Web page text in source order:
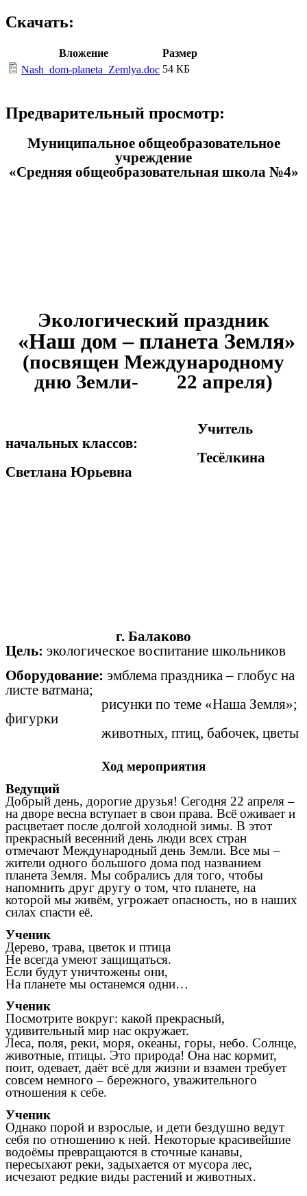
Скачать:
Вложение
Размер
Nash_dom-planeta_Zemlya.doc 54 КБ
Предварительный просмотр:
Муниципальное общеобразовательное
учреждение
«Средняя общеобразовательная школа №4»
Экологический праздник
«Наш дом – планета Земля»
(посвящен Международному
дню Земли- 22 апреля)
Учитель
начальных классов:
Тесёлкина
Светлана Юрьевна
г. Балаково
Цель: экологическое воспитание школьников
Оборудование: эмблема праздника – глобус на
листе ватмана;
рисунки по теме «Наша Земля»;
фигурки
животных, птиц, бабочек, цветы
Ход мероприятия
Ведущий
Добрый день, дорогие друзья! Сегодня 22 апреля –
на дворе весна вступает в свои права. Всё оживает и
расцветает после долгой холодной зимы. В этот
прекрасный весенний день люди всех стран
отмечают Международный день Земли. Все мы –
жители одного большого дома под названием
планета Земля. Мы собрались для того, чтобы
напомнить друг другу о том, что планете, на
которой мы живём, угрожает опасность, но в наших
силах спасти её.
Ученик
Дерево, трава, цветок и птица
Не всегда умеют защищаться.
Если будут уничтожены они,
На планете мы останемся одни…
Ученик
Посмотрите вокруг: какой прекрасный,
удивительный мир нас окружает.
Леса, поля, реки, моря, океаны, горы, небо. Солнце,
животные, птицы. Это природа! Она нас кормит,
поит, одевает, даёт всё для жизни и взамен требует
совсем немного – бережного, уважительного
отношения к себе.
Ученик
Однако порой и взрослые, и дети бездушно ведут
себя по отношению к ней. Некоторые красивейшие
водоёмы превращаются в сточные канавы,
пересыхают реки, задыхается от мусора лес,
исчезают редкие виды растений и животных.